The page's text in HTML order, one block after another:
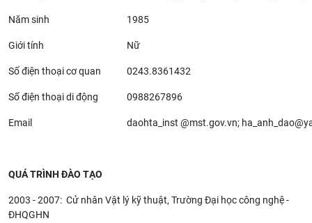
Năm sinh 1985
Giới tính Nữ
Số điện thoại cơ quan 0243.8361432
Số điện thoại di động 0988267896
Email daohta_inst @mst.gov.vn;
QUÁ TRÌNH ĐÀO TẠO
2003 - 2007: Cử nhân Vật lý kỹ thuật, Trường Đại học công nghệ -
ĐHQGHN